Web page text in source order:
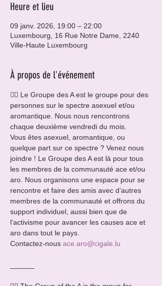
Heure et lieu
09 janv. 2026, 19:00 – 22:00
Luxembourg, 16 Rue Notre Dame, 2240
Ville-Haute Luxembourg
À propos de l'événement
🏳️‍🌈 Le Groupe des A est le groupe pour des
personnes sur le spectre asexuel et/ou
aromantique. Nous nous rencontrons
chaque deuxième vendredi du mois.
Vous êtes asexuel, aromantique, ou
quelque part sur ce spectre ? Venez nous
joindre ! Le Groupe des A est là pour tous
les membres de la communauté ace et/ou
aro. Nous organisons une espace pour se
rencontre et faire des amis avec d’autres
membres de la communauté et offrons du
support individuel, aussi bien que de
l’activisme pour avancer les causes ace et
aro dans tout le pays.
Contactez-nous ace.aro@cigale.lu